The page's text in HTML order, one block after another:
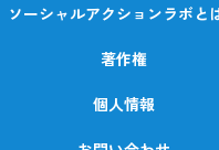
ソーシャルアクションラボと
著作権
個人情報